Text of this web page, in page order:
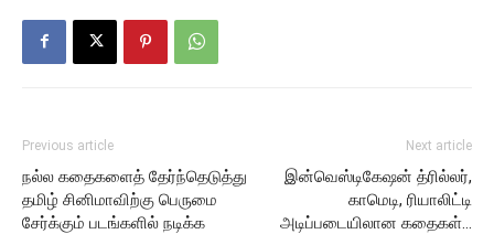
Previous article
நல்ல கதைகளைத் தேர்ந்தெடுத்து
தமிழ் சினிமாவிற்கு பெருமை
சேர்க்கும் படங்களில் நடிக்க
Next article
இன்வெஸ்டிகேஷன் த்ரில்லர்,
காமெடி, ரியாலிட்டி
அடிப்படையிலான கதைகள்…